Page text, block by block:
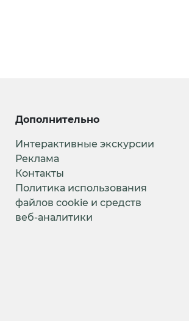
Дополнительно
Интерактивные экскурсии
Реклама
Контакты
Политика использования
файлов cookie и средств
веб-аналитики